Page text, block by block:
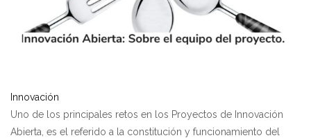
Innovación
Uno de los principales retos en los Proyectos de Innovación
Abierta, es el referido a la constitución y funcionamiento del